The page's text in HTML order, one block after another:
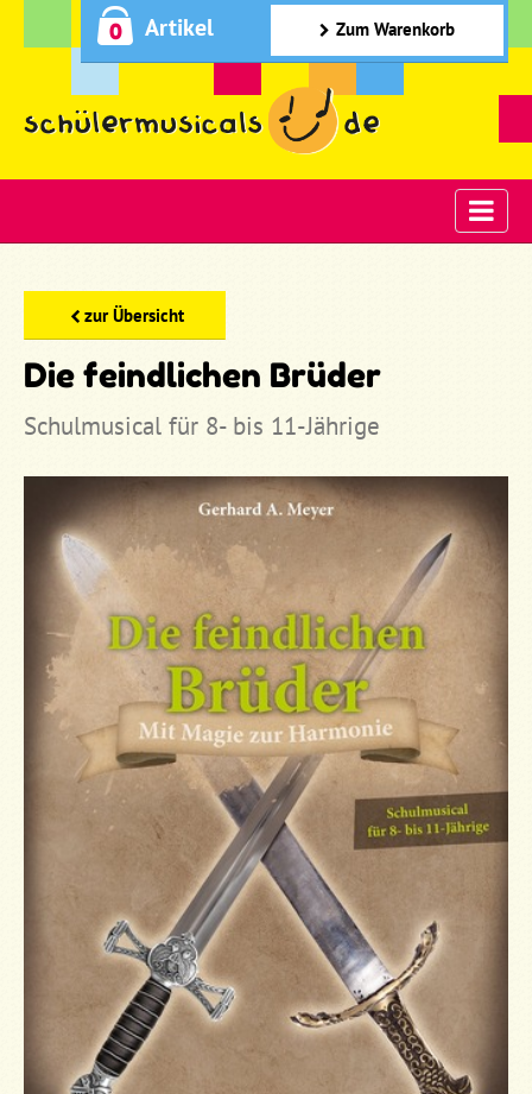
0 Artikel Zum Warenkorb
zur Übersicht
Die feindlichen Brüder
Schulmusical für 8- bis 11-Jährige